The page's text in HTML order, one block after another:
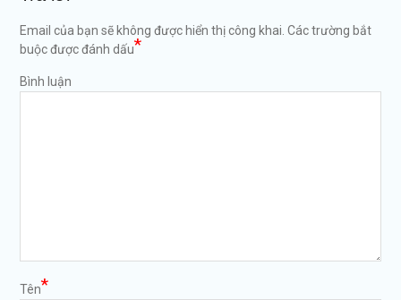
Email của bạn sẽ không được hiển thị công khai. Các trường bắt
buộc được đánh dấu*
Bình luận
Tên*